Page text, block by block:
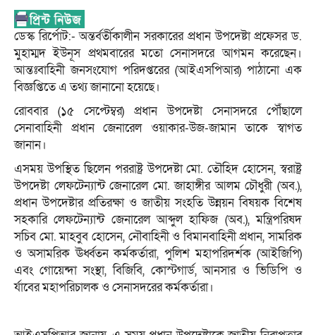
ডেস্ক রির্পোট:- অন্তর্বর্তীকালীন সরকারের প্রধান উপদেষ্টা প্রফেসর ড.
মুহাম্মদ ইউনূস প্রথমবারের মতো সেনাসদরে আগমন করেছেন।
আন্তঃবাহিনী জনসংযোগ পরিদপ্তরের (আইএসপিআর) পাঠানো এক
বিজ্ঞপ্তিতে এ তথ্য জানানো হয়েছে।
রোববার (১৫ সেপ্টেম্বর) প্রধান উপদেষ্টা সেনাসদরে পৌঁছালে
সেনাবাহিনী প্রধান জেনারেল ওয়াকার-উজ-জামান তাকে স্বাগত
জানান।
এসময় উপস্থিত ছিলেন পররাষ্ট্র উপদেষ্টা মো. তৌহিদ হোসেন, স্বরাষ্ট্র
উপদেষ্টা লেফটেন্যান্ট জেনারেল মো. জাহাঙ্গীর আলম চৌধুরী (অব.),
প্রধান উপদেষ্টার প্রতিরক্ষা ও জাতীয় সংহতি উন্নয়ন বিষয়ক বিশেষ
সহকারি লেফটেন্যান্ট জেনারেল আব্দুল হাফিজ (অব.), মন্ত্রিপরিষদ
সচিব মো. মাহবুব হোসেন, নৌবাহিনী ও বিমানবাহিনী প্রধান, সামরিক
ও অসামরিক ঊর্ধ্বতন কর্মকর্তারা, পুলিশ মহাপরিদর্শক (আইজিপি)
এবং গোয়েন্দা সংস্থা, বিজিবি, কোস্টগার্ড, আনসার ও ভিডিপি ও
র্যাবের মহাপরিচালক ও সেনাসদরের কর্মকর্তারা।